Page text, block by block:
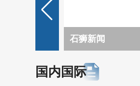
石狮新闻
国内国际